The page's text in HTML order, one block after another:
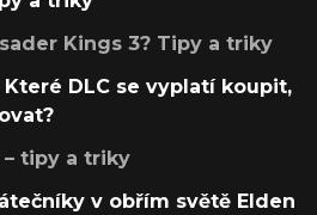
Kings 3? Tipy a triky
Které DLC se vyplatí koupit,
tipy a triky
v obřím světě Elden